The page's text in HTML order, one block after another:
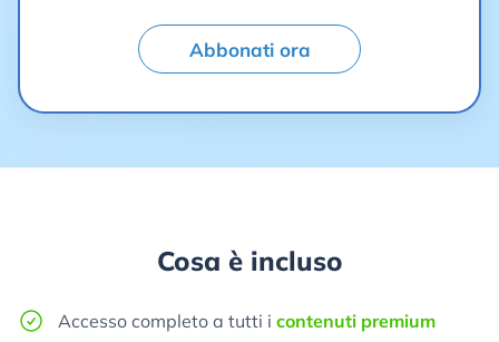
Abbonati ora
Cosa è incluso
Accesso completo a tutti i contenuti premium